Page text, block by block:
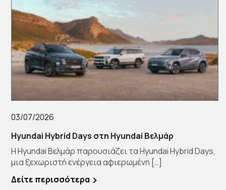
03/07/2026
Hyundai Hybrid Days στη Hyundai Βελμάρ
Η Hyundai Βελμάρ παρουσιάζει τα Hyundai Hybrid Days,
μια ξεχωριστή ενέργεια αφιερωμένη […]
Δείτε περισσότερα